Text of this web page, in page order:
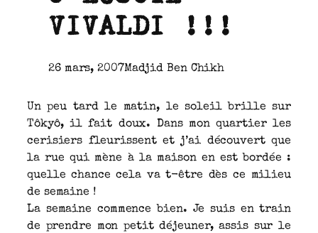
VIVALDI !!!
26 mars, 2007Madjid Ben Chikh
Un peu tard le matin, le soleil brille sur
Tôkyô, il fait doux. Dans mon quartier les
cerisiers fleurissent et j’ai découvert que
la rue qui mène à la maison en est bordée :
quelle chance cela va t-être dès ce milieu
de semaine !
La semaine commence bien. Je suis en train
de prendre mon petit déjeuner, assis sur le